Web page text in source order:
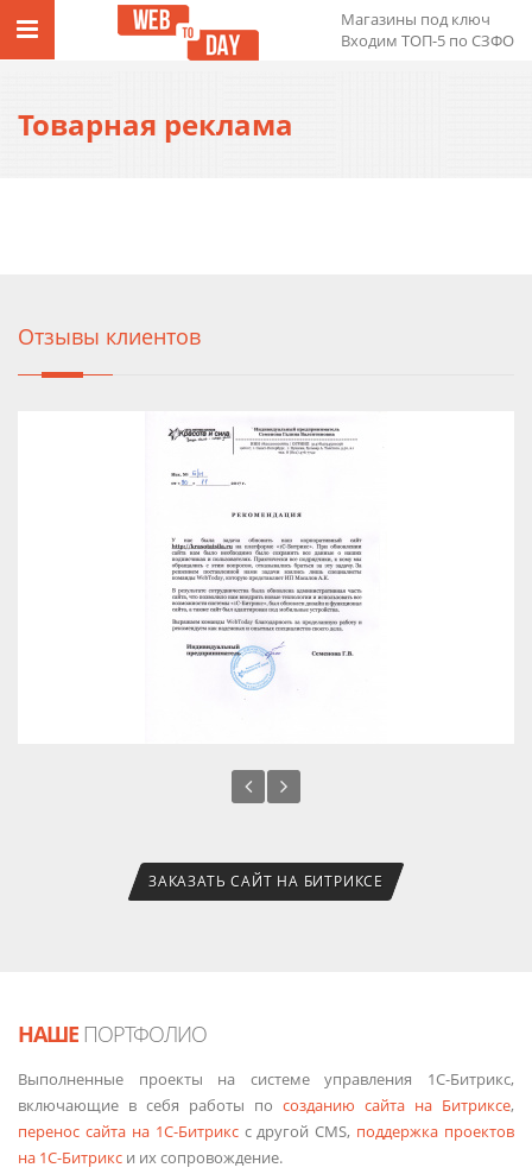
Магазины под ключ
Входим ТОП-5 по СЗФО
Товарная реклама
Отзывы клиентов
ЗАКАЗАТЬ САЙТ НА БИТРИКСЕ
НАШЕ ПОРТФОЛИО
Выполненные проекты на системе управления 1С-Битрикс,
включающие в себя работы по созданию сайта на Битриксе,
перенос сайта на 1С-Битриксс другой CMS, поддержка проектов
на 1С-Битрикс и их сопровождение.